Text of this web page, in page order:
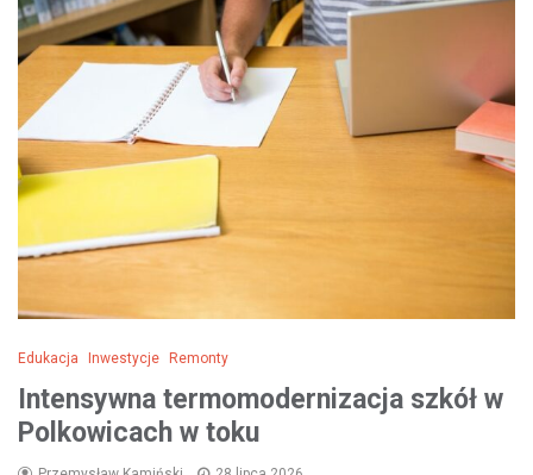
Edukacja Inwestycje Remonty
Intensywna termomodernizacja szkół w
Polkowicach w toku